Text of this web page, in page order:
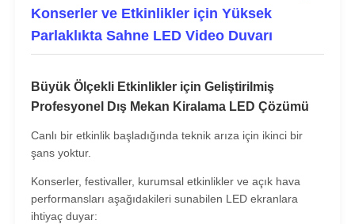
Konserler ve Etkinlikler için Yüksek
Parlaklıkta Sahne LED Video Duvarı
Büyük Ölçekli Etkinlikler için Geliştirilmiş
Profesyonel Dış Mekan Kiralama LED Çözümü
Canlı bir etkinlik başladığında teknik arıza için ikinci bir
şans yoktur.
Konserler, festivaller, kurumsal etkinlikler ve açık hava
performansları aşağıdakileri sunabilen LED ekranlara
ihtiyaç duyar: